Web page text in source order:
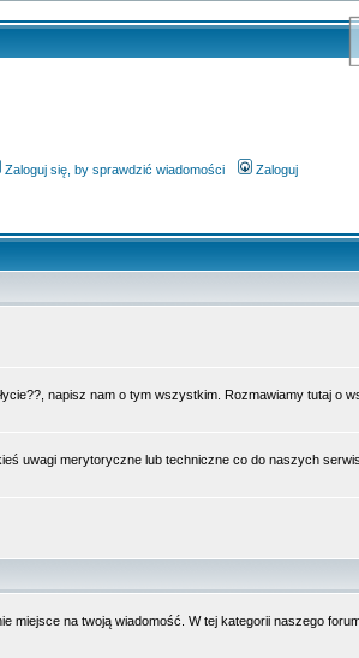
Zaloguj się, by sprawdzić wiadomości Zaloguj
napisz nam o tym wszystkim. Rozmawiamy tutaj o
uwagi merytoryczne lub techniczne co do naszych
miejsce na twoją wiadomość. W tej kategorii naszego